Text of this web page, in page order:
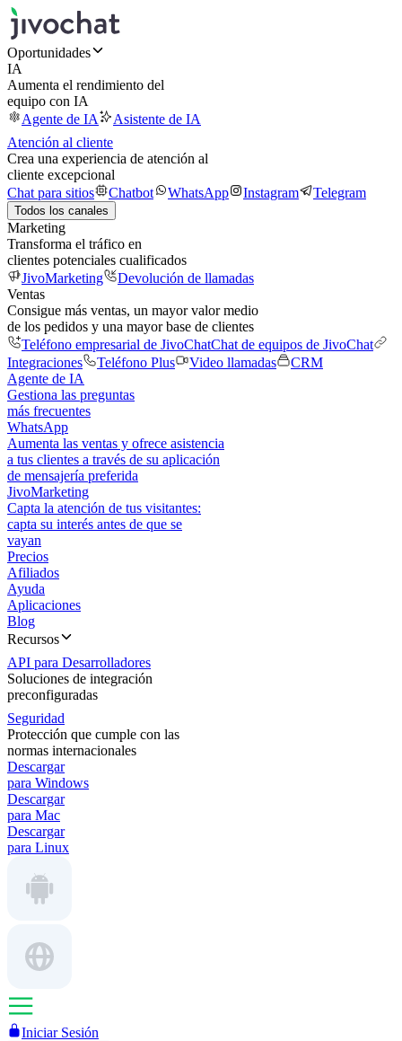
Oportunidades
IA
Aumenta el rendimiento del
equipo con IA
Agente de IA
Asistente de IA
Atención al cliente
Crea una experiencia de atención al
cliente excepcional
Chat para sitios
Chatbot WhatsApp Instagram Telegram
Todos los canales
Marketing
Transforma el tráfico en
clientes potenciales cualificados
JivoMarketing
Devolución de llamadas
Ventas
Consigue más ventas, un mayor valor medio
de los pedidos y una mayor base de clientes
Teléfono empresarial de JivoChatChat de equipos de JivoChat
Integraciones
Teléfono Plus Video llamadas
CRM
Agente de IA
Gestiona las preguntas
más frecuentes
WhatsApp
Aumenta las ventas y ofrece asistencia
a tus clientes a través de su aplicación
de mensajería preferida
JivoMarketing
Capta la atención de tus visitantes:
capta su interés antes de que se
vayan
Precios
Afiliados
Ayuda
Aplicaciones
Blog
Recursos
API para Desarrolladores
Soluciones de integración
preconfiguradas
Seguridad
Protección que cumple con las
normas internacionales
Descargar
para Windows
Descargar
para Mac
Descargar
para Linux
Iniciar Sesión